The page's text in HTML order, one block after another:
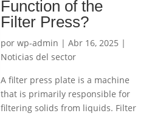
Function of the
Filter Press?
por wp-admin | Abr 16, 2025 |
Noticias del sector
A filter press plate is a machine
that is primarily responsible for
filtering solids from liquids. Filter